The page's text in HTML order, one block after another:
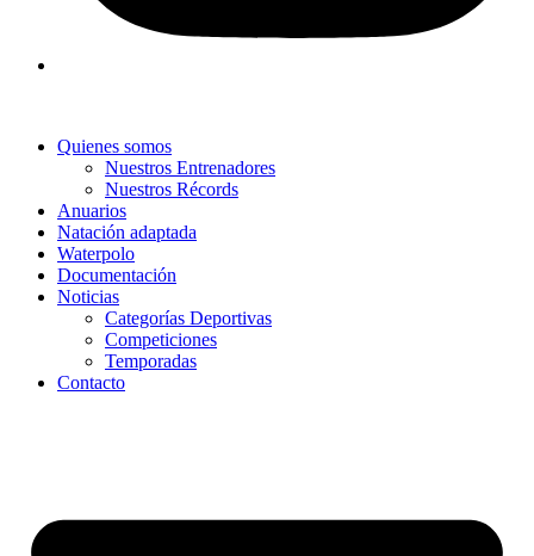
Quienes somos
Nuestros Entrenadores
Nuestros Récords
Anuarios
Natación adaptada
Waterpolo
Documentación
Noticias
Categorías Deportivas
Competiciones
Temporadas
Contacto